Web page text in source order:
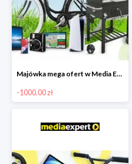
Majówka mega ofert w Media Expert do -1000 zł
-1000.00 zł